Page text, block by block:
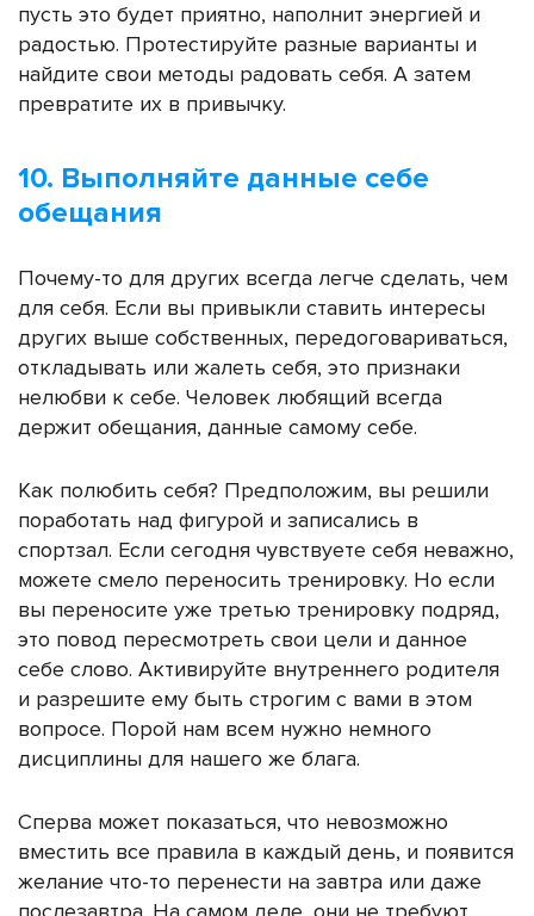
пусть это будет приятно, наполнит энергией и
радостью. Протестируйте разные варианты и
найдите свои методы радовать себя. А затем
превратите их в привычку.
10. Выполняйте данные себе
обещания
Почему-то для других всегда легче сделать, чем
для себя. Если вы привыкли ставить интересы
других выше собственных, передоговариваться,
откладывать или жалеть себя, это признаки
нелюбви к себе. Человек любящий всегда
держит обещания, данные самому себе.
Как полюбить себя? Предположим, вы решили
поработать над фигурой и записались в
спортзал. Если сегодня чувствуете себя неважно,
можете смело переносить тренировку. Но если
вы переносите уже третью тренировку подряд,
это повод пересмотреть свои цели и данное
себе слово. Активируйте внутреннего родителя
и разрешите ему быть строгим с вами в этом
вопросе. Порой нам всем нужно немного
дисциплины для нашего же блага.
Сперва может показаться, что невозможно
вместить все правила в каждый день, и появится
желание что-то перенести на завтра или даже